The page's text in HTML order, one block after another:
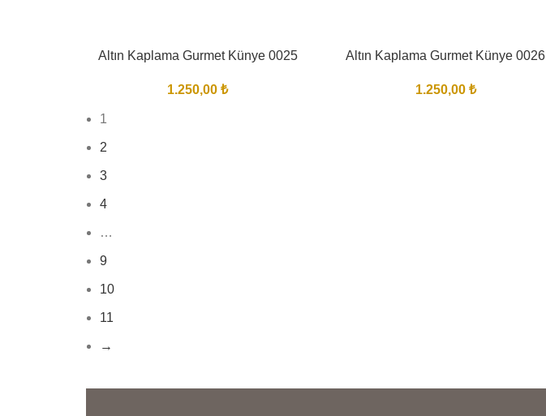
Altın Kaplama Gurmet Künye 0025
1.250,00₺
Altın Kaplama Gurmet Künye 0026
1.250,00 ₺
1
2
3
4
…
9
10
11
→